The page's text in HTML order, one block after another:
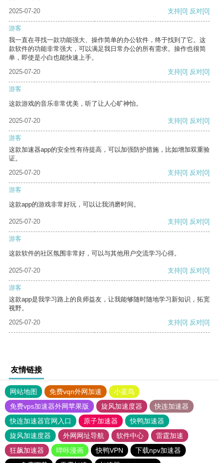
2025-07-20
支持[0] 反对[0]
游客
我一直在寻找一款功能强大、操作简单的办公软件，终于找到了它。这
款软件的功能非常强大，可以满足我日常办公的所有需求。操作也很简
单，即使是小白也能快速上手。
2025-07-20
支持[0] 反对[0]
游客
这款游戏的音乐非常优美，听了让人心旷神怡。
2025-07-20 支持[0] 反对[0]
游客
这款加速器app的安全性有待提高，可以加强防护措施，比如增加双重验
证。
2025-07-20
支持[0] 反对[0]
游客
这款app的游戏非常好玩，可以让我消磨时间。
2025-07-20 支持[0] 反对[0]
游客
这款软件的社区氛围非常好，可以与其他用户交流学习心得。
2025-07-20 支持[0] 反对[0]
游客
这款app是我学习路上的良师益友，让我能够随时随地学习新知识，拓宽
视野。
2025-07-20
支持[0] 反对[0]
友情链接
网站地图 免费vqn外网加速
小蓝鸟
免费vps加速器外网苹果版
旋风加速度器
快连加速器
快连加速器官网入口
原子加速器
快鸭加速器
旋风加速度器
外网网址导航 软件中心
雷霆加速
狂飙加速器
哔咔漫画 快鸭VPN
下载npv加速器